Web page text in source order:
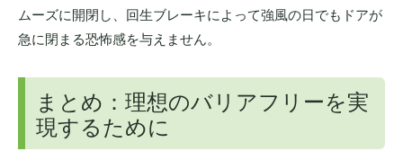
ムーズに開閉し、回生ブレーキによって強風の日でもドアが
急に閉まる恐怖感を与えません。
まとめ：理想のバリアフリーを実
現するために